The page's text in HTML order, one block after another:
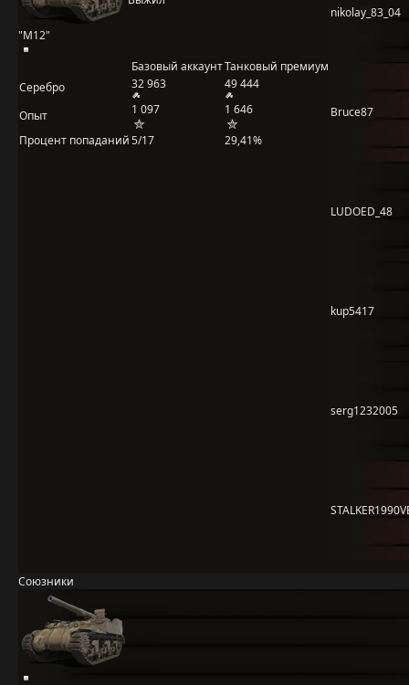
"M12"
Базовый аккаунтТанковый премиум
Серебро
32 963 49 444
Опыт 1 097
1 646
Процент попаданий5/17 29,41%
nikolay_83_04
Bruce87
LUDOED_48
kup5417
serg1232005
Союзники